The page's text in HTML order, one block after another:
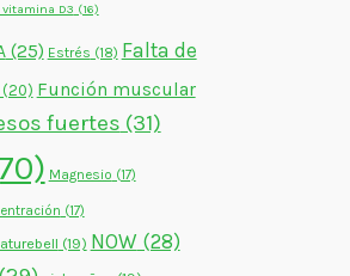
vitamina D3 (16)
(25) Estrés (18) Falta de
(20) Función muscular
fuertes (31)
Magnesio (17)
(17)
(19) NOW (28)